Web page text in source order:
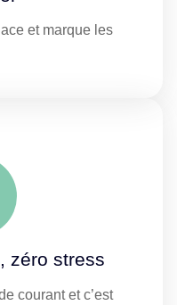
et marque les
zéro stress
courant et c’est